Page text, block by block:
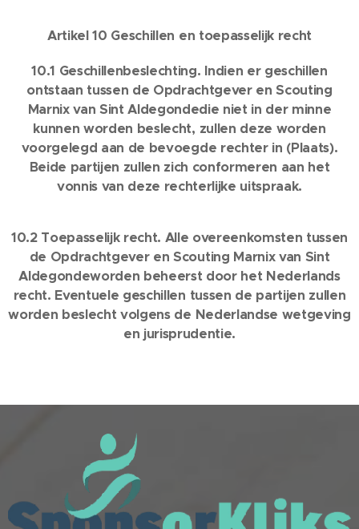
Artikel 10 Geschillen en toepasselijk recht
10.1 Geschillenbeslechting. Indien er geschillen
ontstaan tussen de Opdrachtgever en Scouting
Marnix van Sint Aldegondedie niet in der minne
kunnen worden beslecht, zullen deze worden
voorgelegd aan de bevoegde rechter in (Plaats).
Beide partijen zullen zich conformeren aan het
vonnis van deze rechterlijke uitspraak.
10.2 Toepasselijk recht. Alle overeenkomsten tussen
de Opdrachtgever en Scouting Marnix van Sint
Aldegondeworden beheerst door het Nederlands
recht. Eventuele geschillen tussen de partijen zullen
worden beslecht volgens de Nederlandse wetgeving
en jurisprudentie.